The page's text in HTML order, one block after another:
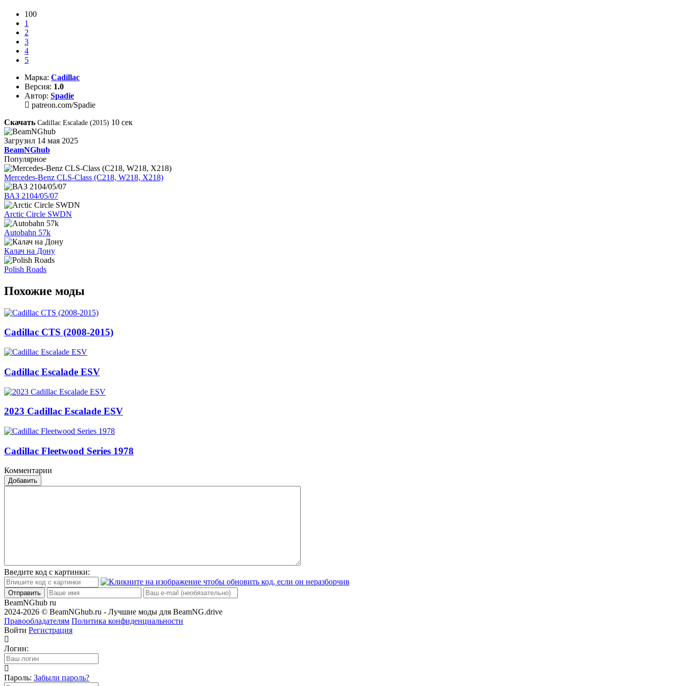
100
1
2
3
4
5
Марка: Cadillac
Версия: 1.0
Автор: Spadie
patreon.com/Spadie
Скачать Cadillac Escalade (2015) 10 сек
Загрузил 14 мая 2025
BeamNGhub
Популярное
Mercedes-Benz CLS-Class (C218, W218, X218)
ВАЗ 2104/05/07
Arctic Circle SWDN
Autobahn 57k
Калач на Дону
Polish Roads
Похожие моды
Cadillac CTS (2008-2015)
Cadillac Escalade ESV
2023 Cadillac Escalade ESV
Cadillac Fleetwood Series 1978
Комментарии
Добавить
Введите код с картинки:
Отправить
BeamNGhub ru
2024-2026 © BeamNGhub.ru - Лучшие моды для BeamNG.drive
Правообладателям Политика конфиденциальности
Войти Регистрация
Логин:
Пароль: Забыли пароль?